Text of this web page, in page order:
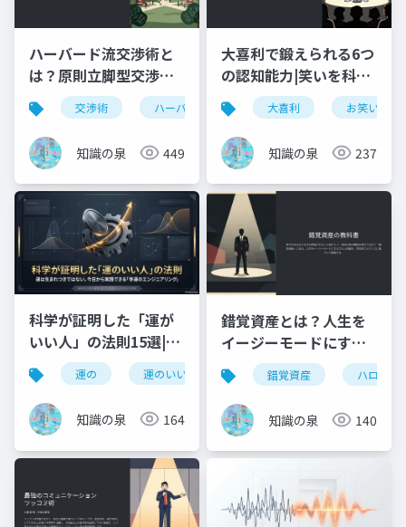
ハーバード流交渉術と
は？原則立脚型交渉の4
原則を徹底解説【要
約】
交渉術 ハーバード流交渉術 ビジネススキル
知識の泉 449
大喜利で鍛えられる6つ
の認知能力|笑いを科学
する完全ガイド
大喜利 お笑い
知識の泉 237
科学が証明した「運が
いい人」の法則15選|今
日からできる幸運のエ
ンジニアリング
運の 運のいい日よ 運のいい人 幸運の法
知識の泉 164
錯覚資産とは？人生を
イージーモードにする
「勘違いさせる力」完
全ガイド
錯覚資産 ハロー効
知識の泉 140